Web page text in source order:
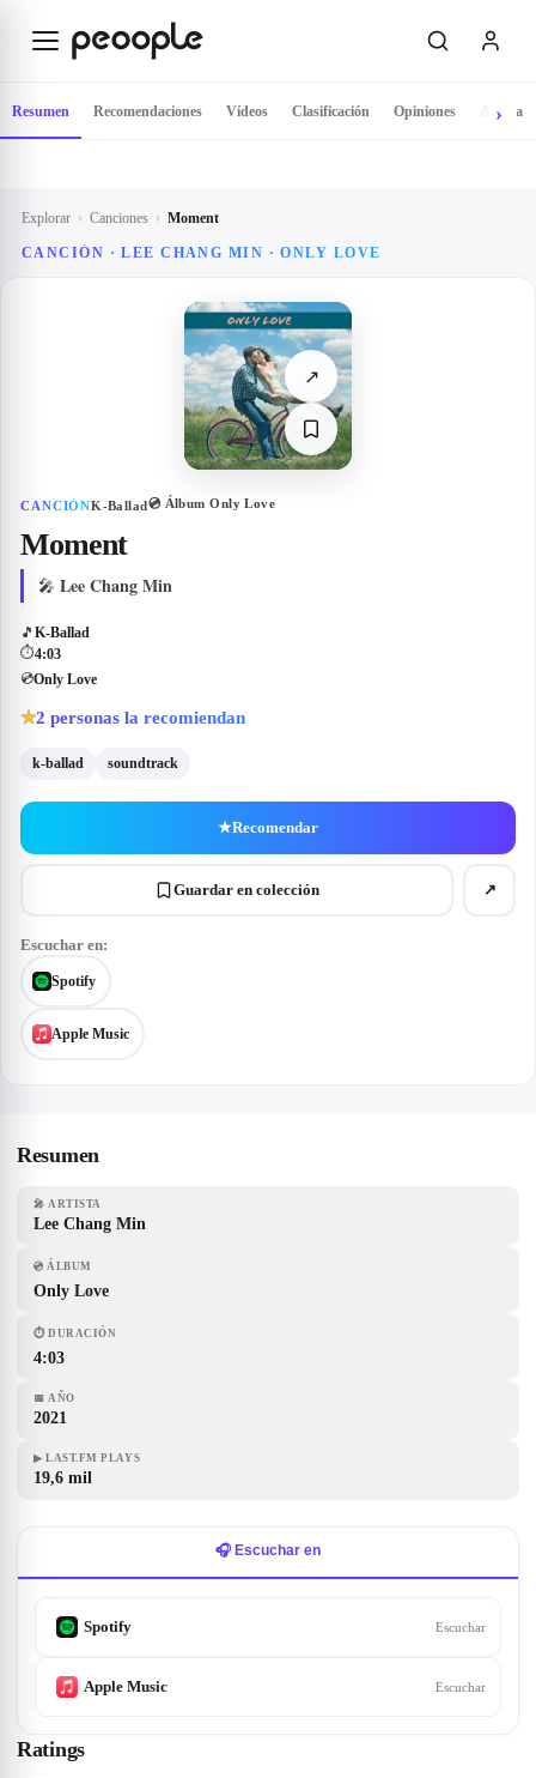
Explorar › Canciones › Moment
CANCIÓN · LEE CHANG MIN · ONLY LOVE
↗
CANCIÓNK-Ballad💿 ÁlbumOnly Love
Moment
🎤 Lee Chang Min
🎵 K-Ballad
⏱4:03
💿Only Love
★2 personas la recomiendan
k-ballad soundtrack
★Recomendar
Guardar en colección ↗
Escuchar en:
Spotify
Apple Music
Resumen Recomendaciones Vídeos Clasificación Opiniones Artista
Resumen
🎤 ARTISTA
Lee Chang Min
💿 ÁLBUM
Only Love
⏱ DURACIÓN
4:03
📅 AÑO
2021
▶ LAST.FM PLAYS
19,6 mil
🎧 Escuchar en
Spotify Escuchar
Apple Music Escuchar
Ratings